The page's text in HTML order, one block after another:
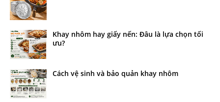
Khay nhôm hay giấy nến: Đâu là lựa chọn tối
ưu?
Cách vệ sinh và bảo quản khay nhôm